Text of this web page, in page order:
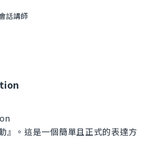
話講師
』。這是一個簡單且正式的表達方